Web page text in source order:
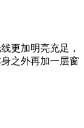
更加明亮充足，
之外再加一层窗